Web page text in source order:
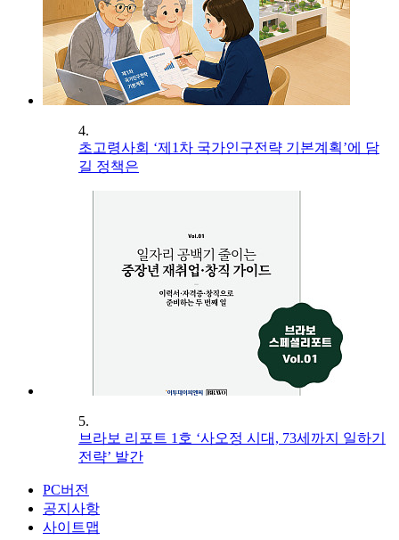
4.
초고령사회 ‘제1차 국가인구전략 기본계획’에 담
길 정책은
5.
브라보 리포트 1호 ‘사오정 시대, 73세까지 일하기
전략’ 발간
PC버전
공지사항
사이트맵